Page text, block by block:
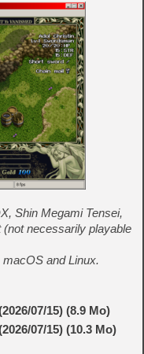
Shin Megami Tensei,
necessarily playable
and Linux.
07/15) (8.9 Mo)
07/15) (10.3 Mo)